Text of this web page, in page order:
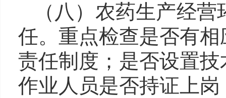
（八）农药生产经营
任。重点检查是否有
责任制度；是否设置
作业人员是否持证上